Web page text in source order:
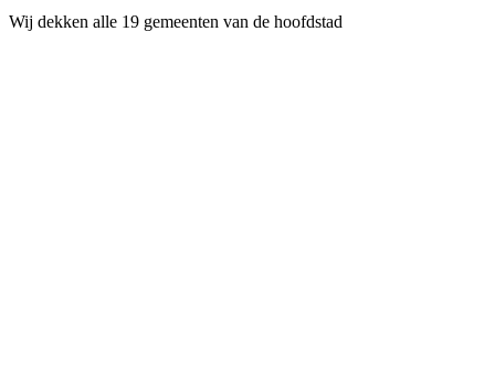
Wij dekken alle 19 gemeenten van de hoofdstad